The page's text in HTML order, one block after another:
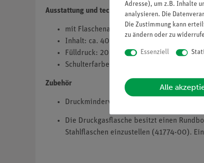
Ausstattung und technische Daten
mit Flaschenabsperrventil nach DIN EN
Inhalt: ca. 400 l Gas
Fülldruck: 200 bar
Schulterfarbe nach DIN EN 1089: schwarz
Zubehör
Druckminderventil bitte separat bestellen
Die Druckgasflasche besitzt einen
Stahlflaschen einzustellen (41774-00).
Adresse), um z.B. Inhalte
analysieren. Die
Die Zustimmung kann
zu ändern oder zu
Essenziell
Alle